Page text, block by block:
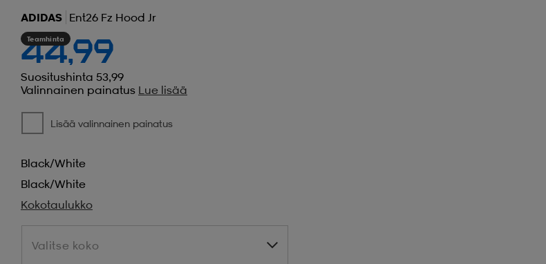
ADIDAS Ent26 Fz Hood Jr
Teamhinta
44,99
Suositushinta 53,99
Valinnainen painatus Lue lisää
Lisää valinnainen painatus
Black/white
Black/white
Kokotaulukko
Valitse koko
Valitse koko